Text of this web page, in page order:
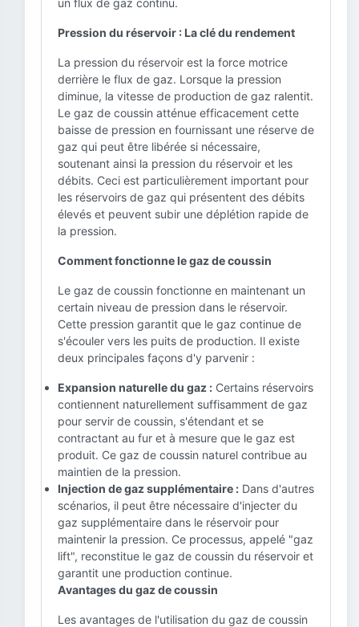
un flux de gaz continu.
Pression du réservoir : La clé du rendement
La pression du réservoir est la force motrice
derrière le flux de gaz. Lorsque la pression
diminue, la vitesse de production de gaz ralentit.
Le gaz de coussin atténue efficacement cette
baisse de pression en fournissant une réserve de
gaz qui peut être libérée si nécessaire,
soutenant ainsi la pression du réservoir et les
débits. Ceci est particulièrement important pour
les réservoirs de gaz qui présentent des débits
élevés et peuvent subir une déplétion rapide de
la pression.
Comment fonctionne le gaz de coussin
Le gaz de coussin fonctionne en maintenant un
certain niveau de pression dans le réservoir.
Cette pression garantit que le gaz continue de
s'écouler vers les puits de production. Il existe
deux principales façons d'y parvenir :
Expansion naturelle du gaz : Certains réservoirs
contiennent naturellement suffisamment de gaz
pour servir de coussin, s'étendant et se
contractant au fur et à mesure que le gaz est
produit. Ce gaz de coussin naturel contribue au
maintien de la pression.
Injection de gaz supplémentaire : Dans d'autres
scénarios, il peut être nécessaire d'injecter du
gaz supplémentaire dans le réservoir pour
maintenir la pression. Ce processus, appelé "gaz
lift", reconstitue le gaz de coussin du réservoir et
garantit une production continue.
Avantages du gaz de coussin
Les avantages de l'utilisation du gaz de coussin